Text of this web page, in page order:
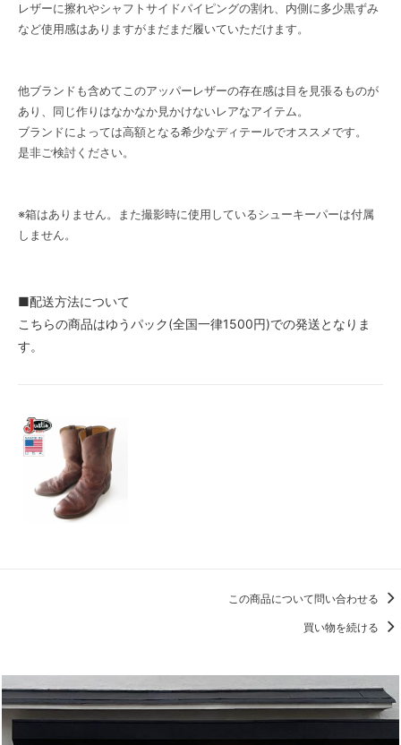
レザーに擦れやシャフトサイドパイピングの割れ、内側に多少黒ずみ
など使用感はありますがまだまだ履いていただけます。
他ブランドも含めてこのアッパーレザーの存在感は目を見張るものが
あり、同じ作りはなかなか見かけないレアなアイテム。
ブランドによっては高額となる希少なディテールでオススメです。
是非ご検討ください。
※箱はありません。また撮影時に使用しているシューキーパーは付属
しません。
■配送方法について
こちらの商品はゆうパック(全国一律1500円)での発送となりま
す。
この商品について問い合わせる
買い物を続ける